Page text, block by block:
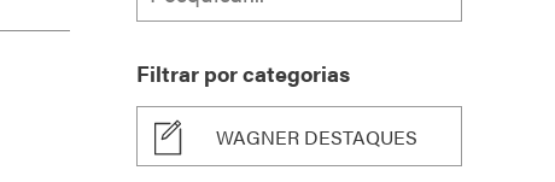
Filtrar por categorias
WAGNER DESTAQUES